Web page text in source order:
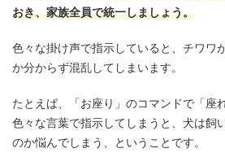
おき、家族全員で統一しましょう。
色々な掛け声で指示していると、チワワ
か分からず混乱してしまいます。
たとえば、「お座り」のコマンドで「座
色々な言葉で指示してしまうと、犬は飼
のか悩んでしまう、ということです。